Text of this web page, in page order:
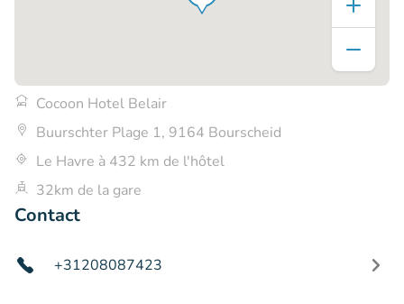
Cocoon Hotel Belair
Buurschter Plage 1, 9164 Bourscheid
Le Havre à 432 km de l'hôtel
32km de la gare
Contact
+31208087423